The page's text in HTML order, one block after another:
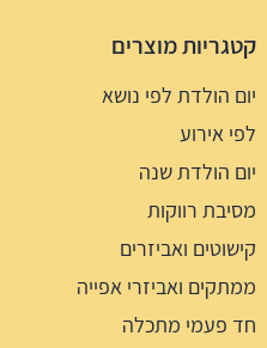
קטגריות מוצרים
יום הולדת לפי נושא
לפי אירוע
יום הולדת שנה
מסיבת רווקות
קישוטים ואביזרים
ממתקים ואביזרי אפייה
חד פעמי מתכלה